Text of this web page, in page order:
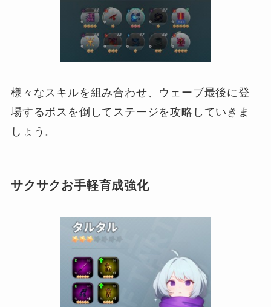
様々なスキルを組み合わせ、ウェーブ最後に登
場するボスを倒してステージを攻略していきま
しょう。
サクサクお手軽育成強化